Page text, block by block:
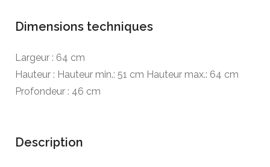
Dimensions techniques
Largeur : 64 cm
Hauteur : Hauteur min.: 51 cm Hauteur max.: 64 cm
Profondeur : 46 cm
Description